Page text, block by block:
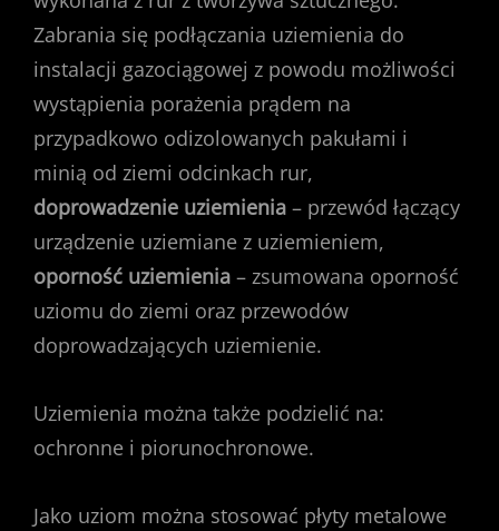
Zabrania się podłączania uziemienia do
instalacji gazociągowej z powodu możliwości
wystąpienia porażenia prądem na
przypadkowo odizolowanych pakułami i
minią od ziemi odcinkach rur,
doprowadzenie uziemienia – przewód łączący
urządzenie uziemiane z uziemieniem,
oporność uziemienia – zsumowana oporność
uziomu do ziemi oraz przewodów
doprowadzających uziemienie.
Uziemienia można także podzielić na:
ochronne i piorunochronowe.
Jako uziom można stosować płyty metalowe